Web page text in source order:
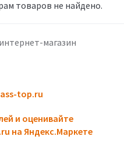
товаров не найдено.
магазин
top.ru